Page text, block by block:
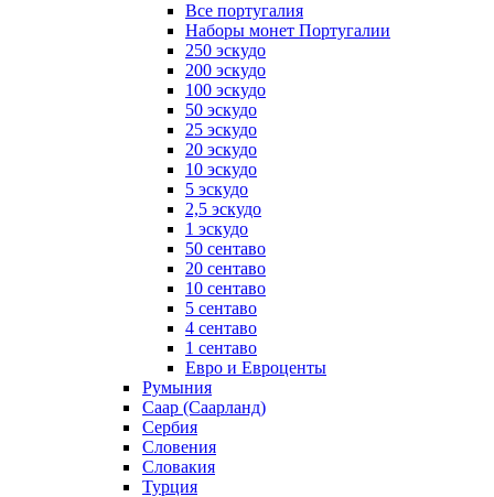
Все португалия
Наборы монет Португалии
250 эскудо
200 эскудо
100 эскудо
50 эскудо
25 эскудо
20 эскудо
10 эскудо
5 эскудо
2,5 эскудо
1 эскудо
50 сентаво
20 сентаво
10 сентаво
5 сентаво
4 сентаво
1 сентаво
Евро и Евроценты
Румыния
Саар (Саарланд)
Сербия
Словения
Словакия
Турция